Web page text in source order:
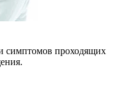
симптомов проходящих